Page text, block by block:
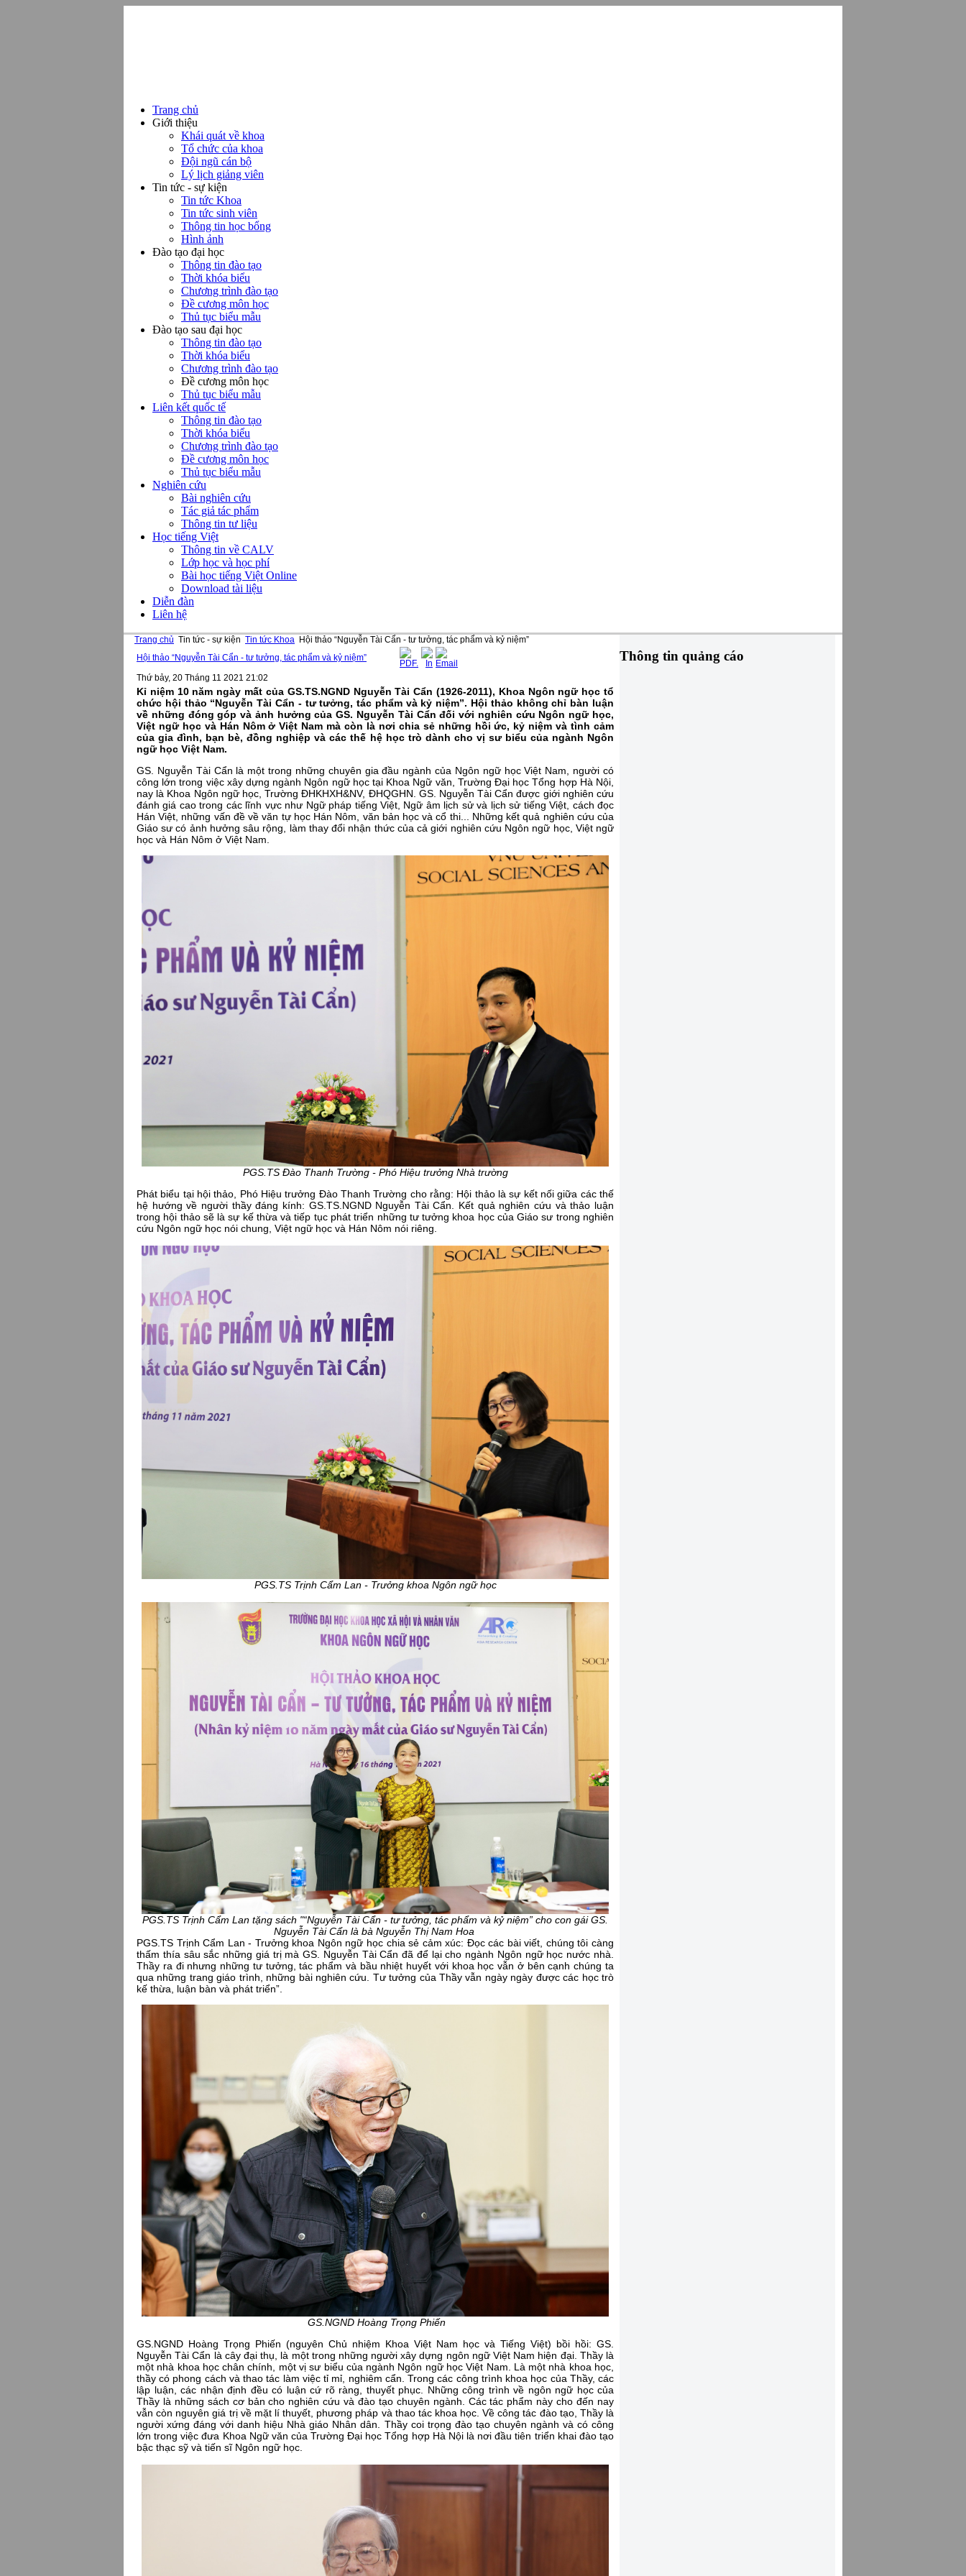
Trang chủ
Giới thiệu
Khái quát về khoa
Tổ chức của khoa
Đội ngũ cán bộ
Lý lịch giảng viên
Tin tức - sự kiện
Tin tức Khoa
Tin tức sinh viên
Thông tin học bổng
Hình ảnh
Đào tạo đại học
Thông tin đào tạo
Thời khóa biểu
Chương trình đào tạo
Đề cương môn học
Thủ tục biểu mẫu
Đào tạo sau đại học
Thông tin đào tạo
Thời khóa biểu
Chương trình đào tạo
Đề cương môn học
Thủ tục biểu mẫu
Liên kết quốc tế
Thông tin đào tạo
Thời khóa biểu
Chương trình đào tạo
Đề cương môn học
Thủ tục biểu mẫu
Nghiên cứu
Bài nghiên cứu
Tác giả tác phẩm
Thông tin tư liệu
Học tiếng Việt
Thông tin về CALV
Lớp học và học phí
Bài học tiếng Việt Online
Download tài liệu
Diễn đàn
Liên hệ
Trang chủ Tin tức - sự kiện Tin tức Khoa Hội thảo “Nguyễn Tài Cẩn - tư tưởng, tác phẩm và kỷ niệm”
Hội thảo “Nguyễn Tài Cẩn - tư tưởng, tác phẩm và kỷ niệm”
Thứ bảy, 20 Tháng 11 2021 21:02
Kỉ niệm 10 năm ngày mất của GS.TS.NGND Nguyễn Tài Cẩn (1926-2011), Khoa Ngôn ngữ học tổ
chức hội thảo “Nguyễn Tài Cẩn - tư tưởng, tác phẩm và kỷ niệm”. Hội thảo không chỉ bàn luận
về những đóng góp và ảnh hưởng của GS. Nguyễn Tài Cẩn đối với nghiên cứu Ngôn ngữ học,
Việt ngữ học và Hán Nôm ở Việt Nam mà còn là nơi chia sẻ những hồi ức, kỷ niệm và tình cảm
của gia đình, bạn bè, đồng nghiệp và các thế hệ học trò dành cho vị sư biểu của ngành Ngôn
ngữ học Việt Nam.
GS. Nguyễn Tài Cẩn là một trong những chuyên gia đầu ngành của Ngôn ngữ học Việt Nam, người có
công lớn trong việc xây dựng ngành Ngôn ngữ học tại Khoa Ngữ văn, Trường Đại học Tổng hợp Hà Nội,
nay là Khoa Ngôn ngữ học, Trường ĐHKHXH&NV, ĐHQGHN. GS. Nguyễn Tài Cẩn được giới nghiên cứu
đánh giá cao trong các lĩnh vực như Ngữ pháp tiếng Việt, Ngữ âm lịch sử và lịch sử tiếng Việt, cách đọc
Hán Việt, những vấn đề về văn tự học Hán Nôm, văn bản học và cổ thi... Những kết quả nghiên cứu của
Giáo sư có ảnh hưởng sâu rộng, làm thay đổi nhận thức của cả giới nghiên cứu Ngôn ngữ học, Việt ngữ
học và Hán Nôm ở Việt Nam.
PGS.TS Đào Thanh Trường - Phó Hiệu trưởng Nhà trường
Phát biểu tại hội thảo, Phó Hiệu trưởng Đào Thanh Trường cho rằng: Hội thảo là sự kết nối giữa các thế
hệ hướng về người thầy đáng kính: GS.TS.NGND Nguyễn Tài Cẩn. Kết quả nghiên cứu và thảo luận
trong hội thảo sẽ là sự kế thừa và tiếp tục phát triển những tư tưởng khoa học của Giáo sư trong nghiên
cứu Ngôn ngữ học nói chung, Việt ngữ học và Hán Nôm nói riêng.
PGS.TS Trịnh Cẩm Lan - Trưởng khoa Ngôn ngữ học
PGS.TS Trịnh Cẩm Lan tặng sách "“Nguyễn Tài Cẩn - tư tưởng, tác phẩm và kỷ niệm” cho con gái GS.
Nguyễn Tài Cẩn là bà Nguyễn Thị Nam Hoa
PGS.TS Trịnh Cẩm Lan - Trưởng khoa Ngôn ngữ học chia sẻ cảm xúc: Đọc các bài viết, chúng tôi càng
thấm thía sâu sắc những giá trị mà GS. Nguyễn Tài Cẩn đã để lại cho ngành Ngôn ngữ học nước nhà.
Thầy ra đi nhưng những tư tưởng, tác phẩm và bầu nhiệt huyết với khoa học vẫn ở bên cạnh chúng ta
qua những trang giáo trình, những bài nghiên cứu. Tư tưởng của Thầy vẫn ngày ngày được các học trò
kế thừa, luận bàn và phát triển”.
GS.NGND Hoàng Trọng Phiến
GS.NGND Hoàng Trọng Phiến (nguyên Chủ nhiệm Khoa Việt Nam học và Tiếng Việt) bồi hồi: GS.
Nguyễn Tài Cẩn là cây đại thụ, là một trong những người xây dựng ngôn ngữ Việt Nam hiện đại. Thầy là
một nhà khoa học chân chính, một vị sư biểu của ngành Ngôn ngữ học Việt Nam. Là một nhà khoa học,
thầy có phong cách và thao tác làm việc tỉ mỉ, nghiêm cẩn. Trong các công trình khoa học của Thầy, các
lập luận, các nhận định đều có luận cứ rõ ràng, thuyết phục. Những công trình về ngôn ngữ học của
Thầy là những sách cơ bản cho nghiên cứu và đào tạo chuyên ngành. Các tác phẩm này cho đến nay
vẫn còn nguyên giá trị về mặt lí thuyết, phương pháp và thao tác khoa học. Về công tác đào tạo, Thầy là
người xứng đáng với danh hiệu Nhà giáo Nhân dân. Thầy coi trọng đào tạo chuyên ngành và có công
lớn trong việc đưa Khoa Ngữ văn của Trường Đại học Tổng hợp Hà Nội là nơi đầu tiên triển khai đào tạo
bậc thạc sỹ và tiến sĩ Ngôn ngữ học.
Thông tin quảng cáo